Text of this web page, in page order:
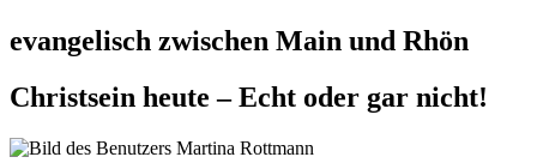
evangelisch zwischen Main und Rhön
Christsein heute – Echt oder gar nicht!